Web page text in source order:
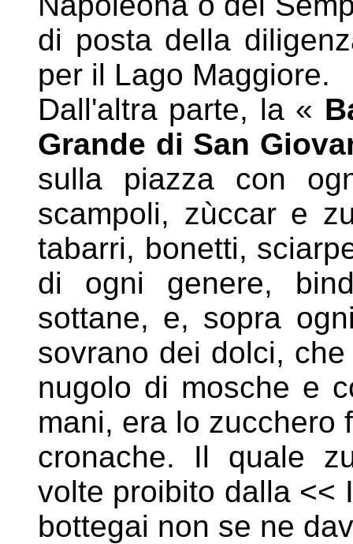
di posta della
per il Lago Maggiore.
Dall'altra parte, la «
Grande di San
sulla piazza con
scampoli, zùccar e
tabarri, bonetti,
di ogni genere,
sottane, e, sopra
sovrano dei dolci,
nugolo di mosche e
mani, era lo
cronache. Il quale
volte proibito dalla <<
bottegai non se ne